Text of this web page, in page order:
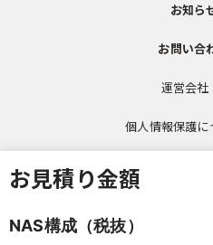
お見積り金額
NAS構成（税抜）
お知ら
お問い合
運営会社
個人情報保護に